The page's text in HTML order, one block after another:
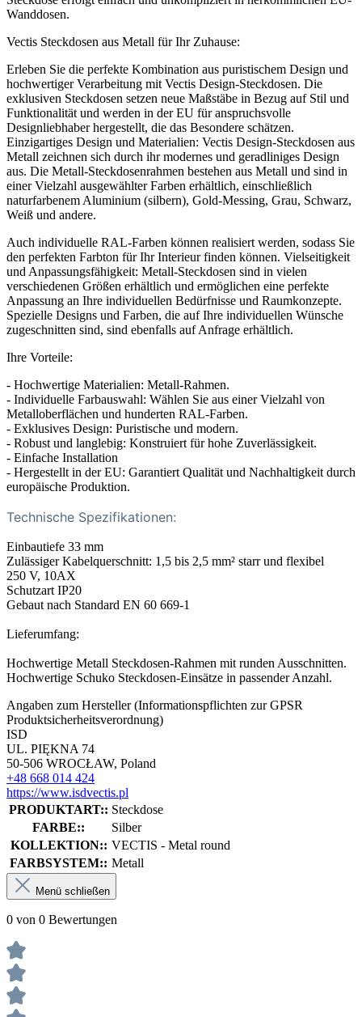
Wanddosen.
Vectis Steckdosen aus Metall für Ihr Zuhause:
Erleben Sie die perfekte Kombination aus puristischem Design und
hochwertiger Verarbeitung mit Vectis Design-Steckdosen. Die
exklusiven Steckdosen setzen neue Maßstäbe in Bezug auf Stil und
Funktionalität und werden in der EU für anspruchsvolle
Designliebhaber hergestellt, die das Besondere schätzen.
Einzigartiges Design und Materialien: Vectis Design-Steckdosen aus
Metall zeichnen sich durch ihr modernes und geradliniges Design
aus. Die Metall-Steckdosenrahmen bestehen aus Metall und sind in
einer Vielzahl ausgewählter Farben erhältlich, einschließlich
naturfarbenem Aluminium (silbern), Gold-Messing, Grau, Schwarz,
Weiß und andere.
Auch individuelle RAL-Farben können realisiert werden, sodass Sie
den perfekten Farbton für Ihr Interieur finden können. Vielseitigkeit
und Anpassungsfähigkeit: Metall-Steckdosen sind in vielen
verschiedenen Größen erhältlich und ermöglichen eine perfekte
Anpassung an Ihre individuellen Bedürfnisse und Raumkonzepte.
Spezielle Designs und Farben, die auf Ihre individuellen Wünsche
zugeschnitten sind, sind ebenfalls auf Anfrage erhältlich.
Ihre Vorteile:
- Hochwertige Materialien: Metall-Rahmen.
- Individuelle Farbauswahl: Wählen Sie aus einer Vielzahl von
Metalloberflächen und hunderten RAL-Farben.
- Exklusives Design: Puristische und modern.
- Robust und langlebig: Konstruiert für hohe Zuverlässigkeit.
- Einfache Installation
- Hergestellt in der EU: Garantiert Qualität und Nachhaltigkeit durch
europäische Produktion.
Technische Spezifikationen:
Einbautiefe 33 mm
Zulässiger Kabelquerschnitt: 1,5 bis 2,5 mm² starr und flexibel
250 V, 10AX
Schutzart IP20
Gebaut nach Standard EN 60 669-1
Lieferumfang:
Hochwertige Metall Steckdosen-Rahmen mit runden Ausschnitten.
Hochwertige Schuko Steckdosen-Einsätze in passender Anzahl.
Angaben zum Hersteller (Informationspflichten zur GPSR
Produktsicherheitsverordnung)
ISD
UL. PIĘKNA 74
50-506 WROCŁAW, Poland
+48 668 014 424
https://www.isdvectis.pl
PRODUKTART:: Steckdose
FARBE::
Silber
KOLLEKTION:: VECTIS - Metal round
FARBSYSTEM:: Metall
Menü schließen
0 von 0 Bewertungen